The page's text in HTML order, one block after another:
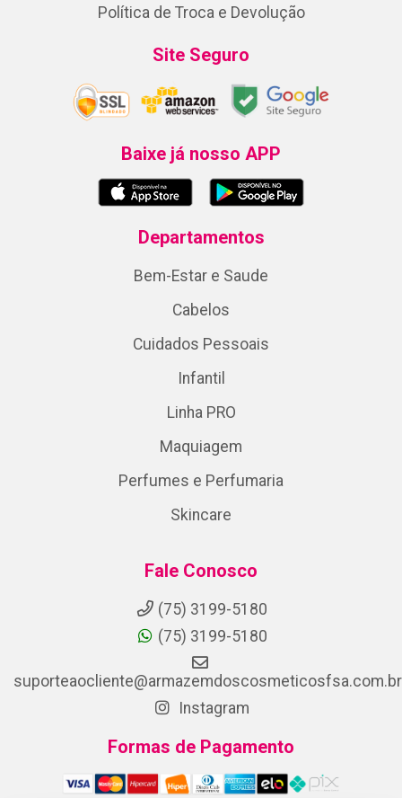
Política de Troca e Devolução
Site Seguro
Baixe já nosso APP
Departamentos
Bem-Estar e Saude
Cabelos
Cuidados Pessoais
Infantil
Linha PRO
Maquiagem
Perfumes e Perfumaria
Skincare
Fale Conosco
(75) 3199-5180
(75) 3199-5180
suporteaocliente@armazemdoscosmeticosfsa.com.br
Instagram
Formas de Pagamento